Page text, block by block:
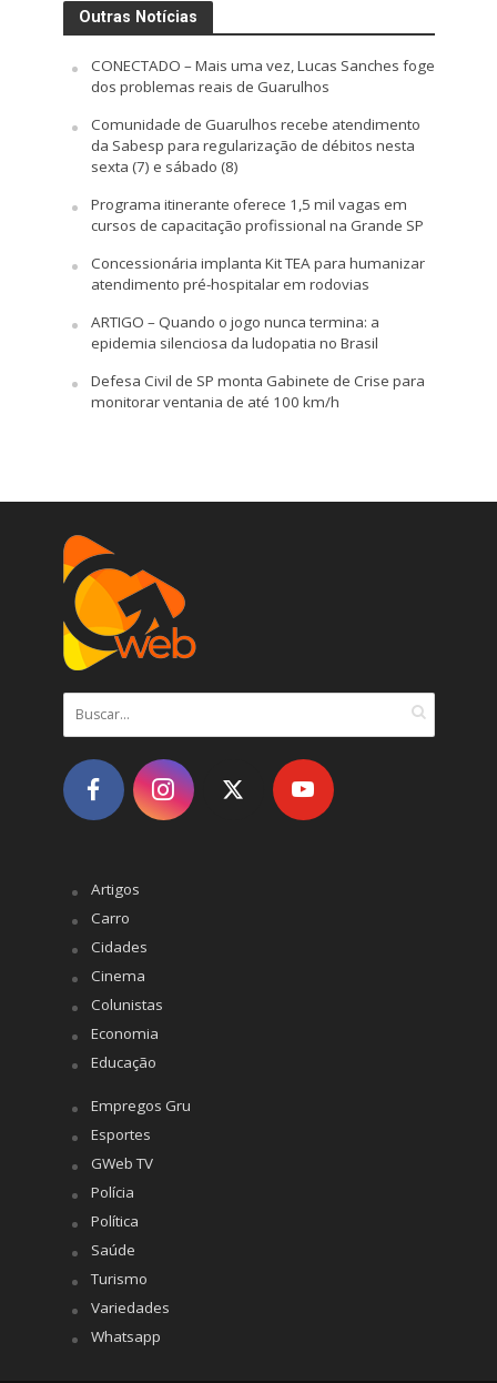
Outras Notícias
CONECTADO – Mais uma vez, Lucas Sanches foge
dos problemas reais de Guarulhos
Comunidade de Guarulhos recebe atendimento
da Sabesp para regularização de débitos nesta
sexta (7) e sábado (8)
Programa itinerante oferece 1,5 mil vagas em
cursos de capacitação profissional na Grande SP
Concessionária implanta Kit TEA para humanizar
atendimento pré-hospitalar em rodovias
ARTIGO – Quando o jogo nunca termina: a
epidemia silenciosa da ludopatia no Brasil
Defesa Civil de SP monta Gabinete de Crise para
monitorar ventania de até 100 km/h
Artigos
Carro
Cidades
Cinema
Colunistas
Economia
Educação
Empregos Gru
Esportes
GWeb TV
Polícia
Política
Saúde
Turismo
Variedades
Whatsapp